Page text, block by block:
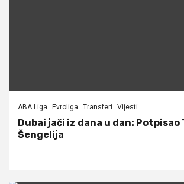
ABA Liga Evroliga Transferi Vijesti
Dubai jači iz dana u dan: Potpisao
Šengelija